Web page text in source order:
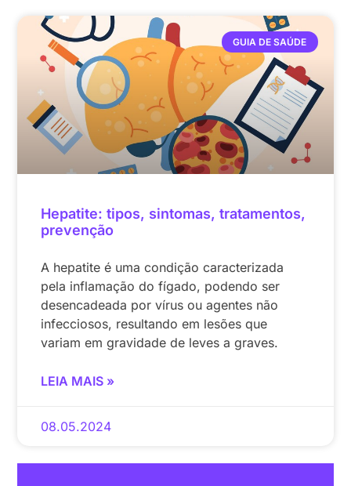
GUIA DE SAÚDE
Hepatite: tipos, sintomas, tratamentos,
prevenção
A hepatite é uma condição caracterizada
pela inflamação do fígado, podendo ser
desencadeada por vírus ou agentes não
infecciosos, resultando em lesões que
variam em gravidade de leves a graves.
LEIA MAIS »
08.05.2024